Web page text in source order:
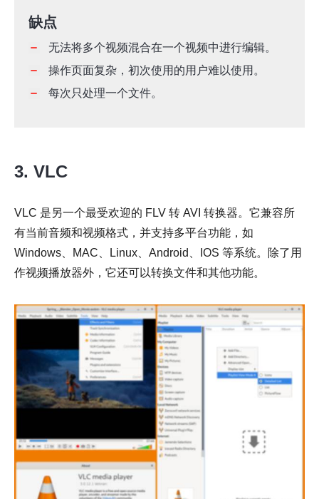
缺点
无法将多个视频混合在一个视频中进行编辑。
操作页面复杂，初次使用的用户难以使用。
每次只处理一个文件。
3. VLC
VLC 是另一个最受欢迎的 FLV 转 AVI 转换器。它兼容所
有当前音频和视频格式，并支持多平台功能，如
Windows、MAC、Linux、Android、IOS 等系统。除了用
作视频播放器外，它还可以转换文件和其他功能。